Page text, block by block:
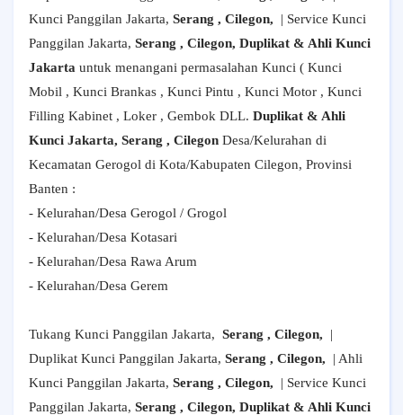
Kunci Panggilan Jakarta, Serang , Cilegon,
| Service Kunci
Panggilan Jakarta, Serang , Cilegon, Duplikat & Ahli Kunci
Jakarta untuk menangani permasalahan Kunci ( Kunci
Mobil , Kunci Brankas , Kunci Pintu , Kunci Motor , Kunci
Filling Kabinet , Loker , Gembok DLL. Duplikat & Ahli
Kunci Jakarta, Serang , Cilegon Desa/Kelurahan di
Kecamatan Gerogol di Kota/Kabupaten Cilegon, Provinsi
Banten :
- Kelurahan/Desa Gerogol / Grogol
- Kelurahan/Desa Kotasari
- Kelurahan/Desa Rawa Arum
- Kelurahan/Desa Gerem
Tukang Kunci Panggilan Jakarta, Serang , Cilegon,
|
Duplikat Kunci Panggilan Jakarta, Serang , Cilegon,
| Ahli
Kunci Panggilan Jakarta, Serang , Cilegon,
| Service Kunci
Panggilan Jakarta, Serang , Cilegon, Duplikat & Ahli Kunci